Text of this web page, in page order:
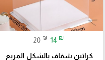
20 ₪ 14 ₪
كراتين شفاف بالشكل المربع